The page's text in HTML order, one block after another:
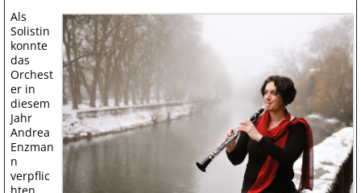
Als
Solistin
konnte
das
Orchest
er in
diesem
Jahr
Andrea
Enzman
n
verpflic